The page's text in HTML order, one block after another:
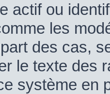
actif ou
les
des cas,
le texte des
système en